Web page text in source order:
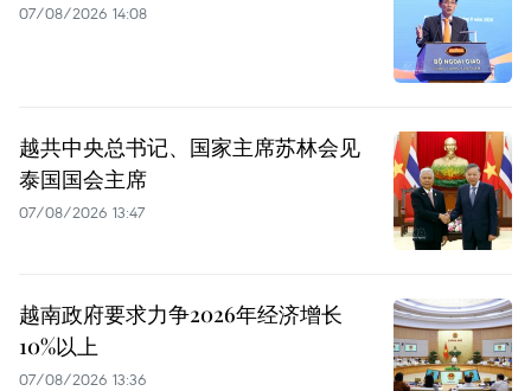
07/08/2026 14:08
越共中央总书记、国家主席苏林会见
泰国国会主席
07/08/2026 13:47
越南政府要求力争2026年经济增长
10%以上
07/08/2026 13:36